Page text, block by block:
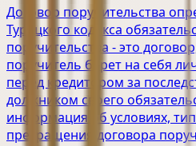
Договор поручительства
Турецкого кодекса
поручительства - это
поручитель берет на себя
перед кредитором за
должником своего
информация об условиях,
прекращения договора